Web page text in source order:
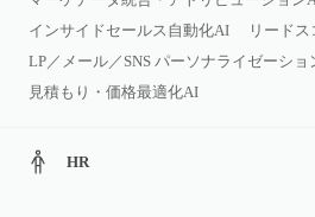
インサイドセールス自動化AI
リード
LP／メール／SNS パーソナライゼーショ
見積もり・価格最適化AI
HR